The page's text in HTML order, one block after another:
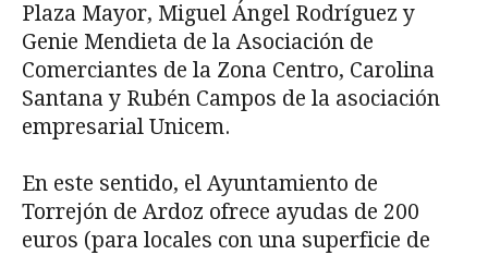
Plaza Mayor, Miguel Ángel Rodríguez y
Genie Mendieta de la Asociación de
Comerciantes de la Zona Centro, Carolina
Santana y Rubén Campos de la asociación
empresarial Unicem.
En este sentido, el Ayuntamiento de
Torrejón de Ardoz ofrece ayudas de 200
euros (para locales con una superficie de